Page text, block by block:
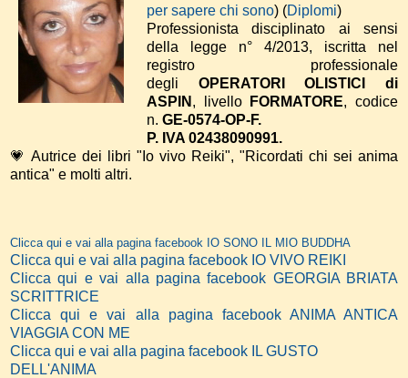
per sapere chi sono) (Diplomi)
Professionista disciplinato ai sensi
della legge n° 4/2013, iscritta nel
registro professionale
degli OPERATORI OLISTICI di
ASPIN , livello FORMATORE, codice
n. GE-0574-OP-F.
P. IVA 02438090991.
💗 Autrice dei libri "Io vivo Reiki", "Ricordati chi sei anima
antica" e molti altri.
Clicca qui e vai alla pagina facebook IO SONO IL MIO BUDDHA
Clicca qui e vai alla pagina facebook IO VIVO REIKI
Clicca qui e vai alla pagina facebook GEORGIA BRIATA
SCRITTRICE
Clicca qui e vai alla pagina facebook ANIMA ANTICA
VIAGGIA CON ME
Clicca qui e vai alla pagina facebook IL GUSTO
DELL'ANIMA